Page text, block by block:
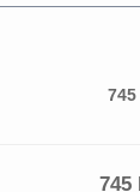
745
745